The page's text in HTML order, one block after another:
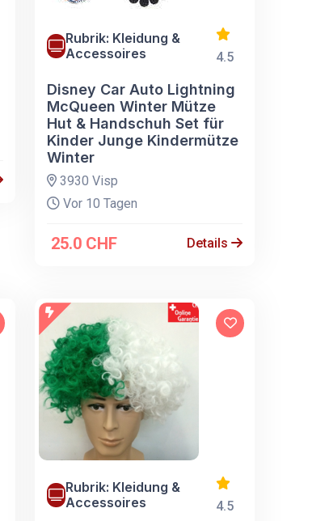
Rubrik: Kleidung &
Accessoires
4.5
Disney Car Auto Lightning
McQueen Winter Mütze
Hut & Handschuh Set für
Kinder Junge Kindermütze
Winter
3930 Visp
Vor 10 Tagen
25.0 CHF Details
Rubrik: Kleidung &
Accessoires
4.5